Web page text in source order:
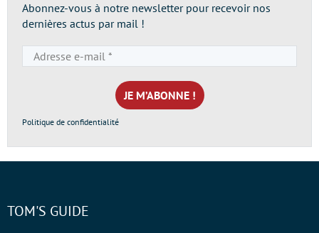
Abonnez-vous à notre newsletter pour recevoir nos
dernières actus par mail !
e-
mail
*
Politique de confidentialité
TOM'S GUIDE